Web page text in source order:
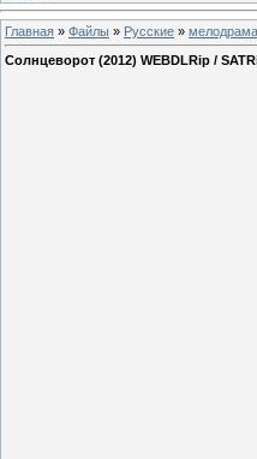
Главная » Файлы » Русские » мелодрама
Солнцеворот (2012) WEBDLRip /